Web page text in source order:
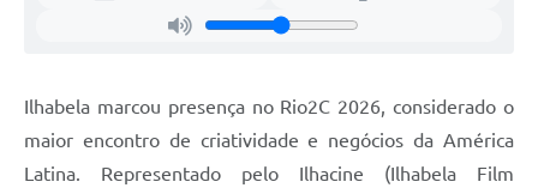
Ilhabela marcou presença no Rio2C 2026, considerado o
maior encontro de criatividade e negócios da América
Latina. Representado pelo Ilhacine (Ilhabela Film